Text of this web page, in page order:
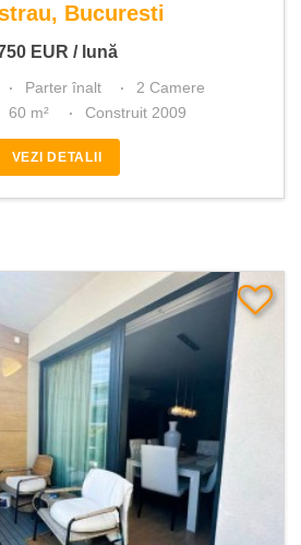
Bucuresti
EUR / lună
Parter înalt
2 Camere
60 m² Construit 2009
VEZI DETALII